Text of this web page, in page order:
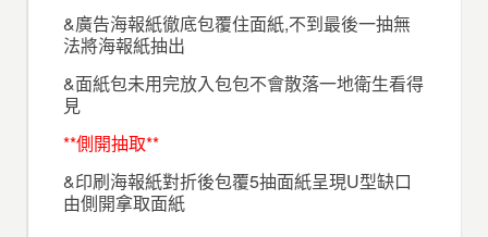
&廣告海報紙徹底包覆住面紙,不到最後一抽無
法將海報紙抽出
&面紙包未用完放入包包不會散落一地衛生看得
見
**側開抽取**
&印刷海報紙對折後包覆5抽面紙呈現U型缺口
由側開拿取面紙